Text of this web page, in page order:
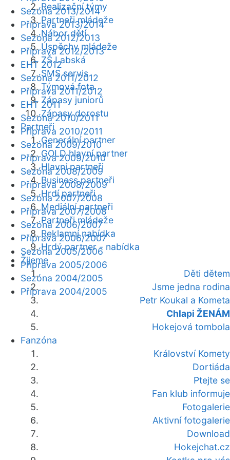
Realizační týmy
Partneři mládeže
Nábor dětí
Úspěchy mládeže
ZŠ Labská
SMS servis
Týmová fota
Zápasy juniorů
Zápasy dorostu
Partneři
Generální partner
GOLD hlavní partner
Hlavní partneři
Business partneři
Hrdí partneři
Mediální partneři
Partneři mládeže
Reklamní nabídka
Hrdý partner - nabídka
Žijeme
Děti dětem
Jsme jedna rodina
Petr Koukal a Kometa
Chlapi ŽENÁM
Hokejová tombola
Fanzóna
Království Komety
Dortiáda
Ptejte se
Fan klub informuje
Fotogalerie
Aktivní fotogalerie
Download
Hokejchat.cz
Sezóna 2013/2014
Příprava 2013/2014
Sezóna 2012/2013
Příprava 2012/2013
EHT 2012
Sezóna 2011/2012
Příprava 2011/2012
EHT 2011
Sezóna 2010/2011
Příprava 2010/2011
Sezóna 2009/2010
Příprava 2009/2010
Sezóna 2008/2009
Příprava 2008/2009
Sezóna 2007/2008
Příprava 2007/2008
Sezóna 2006/2007
Příprava 2006/2007
Sezóna 2005/2006
Příprava 2005/2006
Sezóna 2004/2005
Příprava 2004/2005